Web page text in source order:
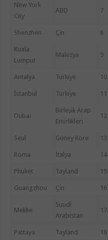
New York
City
ABD 7
Shenzhen Çin 8
Kuala
Lumpur
Malezya 9
Antalya Türkiye 10
İstanbul Türkiye 11
Dubai
Birleşik Arap
Emirlikleri
12
Seul Güney Kore 13
Roma İtalya 14
Phuket Tayland 15
Guangzhou Çin 16
Mekke
Suudi
Arabistan
17
Pattaya Tayland 18